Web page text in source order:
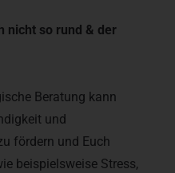
nicht so rund & der
Beratung kann
und
fördern und Euch
beispielsweise Stress,